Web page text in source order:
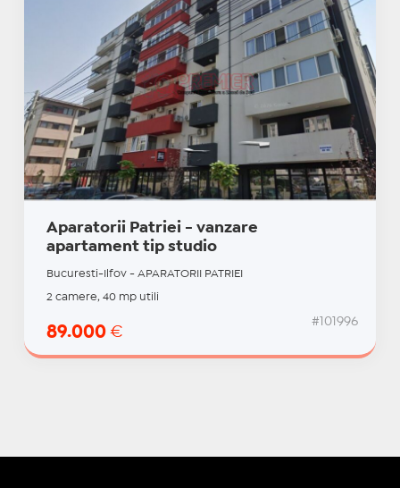
Aparatorii Patriei - vanzare
apartament tip studio
Bucuresti-Ilfov - APARATORII PATRIEI
2 camere, 40 mp utili
89.000 €
#101996